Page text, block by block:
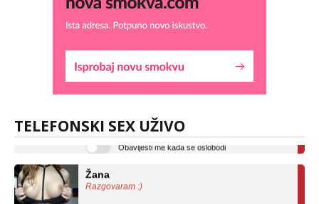
TELEFONSKI SEX UŽIVO
Liliana
tel:0,93€ - mob:1,12€ min
Razgovaram :)